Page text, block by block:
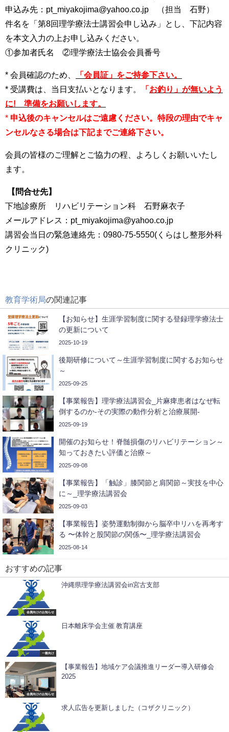
申込み先：pt_miyakojima@yahoo.co.jp （担当 石野）
件名を「第8回理学療法士講習会申し込み」とし、下記内容
を本文入力の上お申し込みください。
①参加者氏名 ②理学療法士協会会員番号
* 会員確認のため、
「会員証」をご持参下さい。
* 受講費は、当日支払いとなります。
「 お釣り」が無いよう
に! 準備をお願いします。
* 申込後のキャンセルはご遠慮ください。特段の理由でキャ
ンセルなさる場合は下記までご連絡下さい。
会員の皆様のご理解とご協力の程、よろしくお願いいたし
ます。
【問合せ先】
下地診療所 リハビリテーション科 石野麻衣子
メールアドレス：pt_miyakojima@yahoo.co.jp
講習会当日の緊急連絡先：0980-75-5550(くらはし整形外科
クリニック)
教育学術局の関連記事
【お知らせ】生涯学習制度に関する登録理学療法士
の更新について
2025-10-19
後期研修について～生涯学習制度に関するお知らせ
～
2025-09-25
【事業報告】理学療法講習会_片麻痺患者はなぜ転
倒するのか-その実際の動作分析と治療展開-
2025-09-19
開催のお知らせ！脊髄損傷のリハビリテーション～
知っておきたい評価と治療～
2025-09-08
【事業報告】「触診」膝関節と肩関節～実技を中心
に～_理学療法講習会
2025-09-03
【事業報告】姿勢運動制御から脳卒中リハを再考す
る 〜体幹と股関節の関係〜_理学療法講習会
2025-08-14
おすすめの記事
会員向けのお知らせ
沖縄県理学療法講習会in宮古支部
一般向け
日本離床学会主催 教育講座
会員向けのお知らせ
【事業報告】地域ケア会議推進リーダー導入研修会
2025
求人広告を更新しました（コザクリニック）